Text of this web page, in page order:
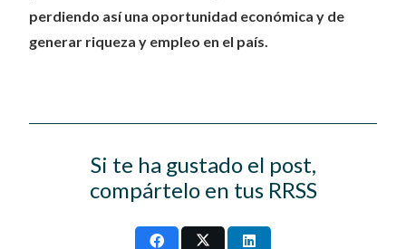
perdiendo así una oportunidad económica y de
generar riqueza y empleo en el país.
Si te ha gustado el post,
compártelo en tus RRSS